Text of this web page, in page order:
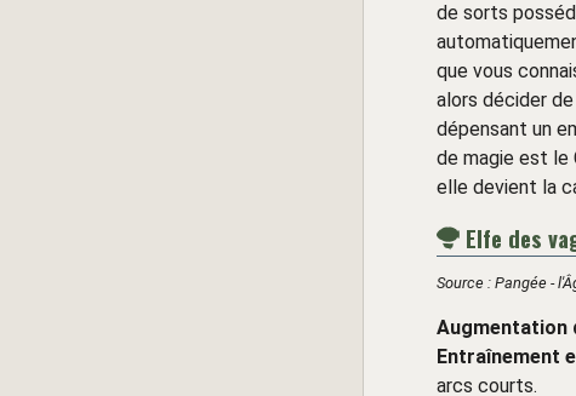
de sorts
que vous
alors décider
dépensant un
de magie est le
elle devient la
Elfe des
Source : Pangée -
Augmentation
Entraînement
arcs courts.